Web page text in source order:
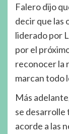
Falero dijo
decir que las
liderado por
por el
reconocer la
marcan todo
Más
se
acorde a las